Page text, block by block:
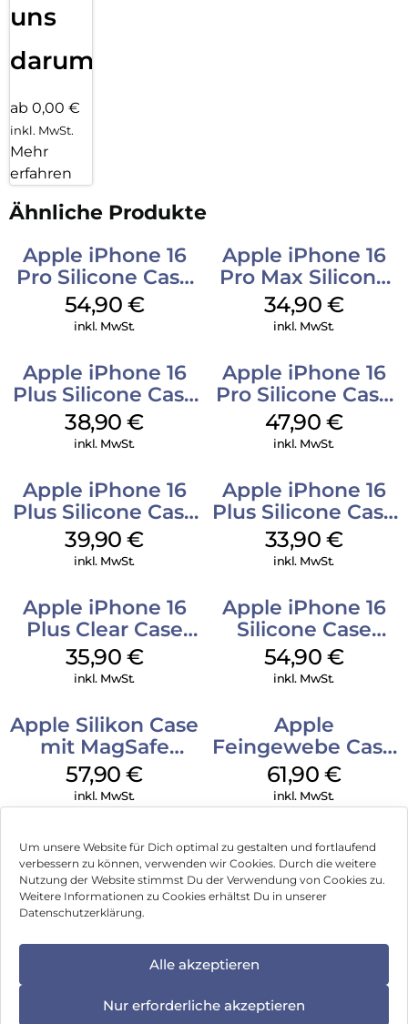
Um unsere Website für Dich optimal zu gestalten und fortlaufend
verbessern zu können, verwenden wir Cookies. Durch die weitere
Nutzung der Website stimmst Du der Verwendung von Cookies zu.
Weitere Informationen zu Cookies erhältst Du in unserer
Datenschutzerklärung.
Alle akzeptieren
Nur erforderliche akzeptieren
uns
darum!
ab 0,00 €
inkl. MwSt.
Mehr
erfahren
Ähnliche Produkte
Apple iPhone 16
Pro Silicone Case
MagSafe Black
54,90 €
inkl. MwSt.
Apple iPhone 16
Pro Max Silicone
Case MagSafe
Denim
34,90 €
inkl. MwSt.
Apple iPhone 16
Plus Silicone Case
MagSafe Denim
38,90€
inkl. MwSt.
Apple iPhone 16
Pro Silicone Case
MagSafe Denim
47,90 €
inkl. MwSt.
Apple iPhone 16
Plus Silicone Case
MagSafe Plum
39,90€
inkl. MwSt.
Apple iPhone 16
Plus Silicone Case
MagSafe Lake
Green
33,90 €
inkl. MwSt.
Apple iPhone 16
Plus Clear Case
MagSafe
Transparent
35,90 €
inkl. MwSt.
Apple iPhone 16
Silicone Case
MagSafe Lake
Green
54,90 €
inkl. MwSt.
Apple Silikon Case
mit MagSafe
iPhone 14 Pro
(PRODUCT)RED
57,90€
inkl. MwSt.
Apple
Feingewebe Case
iPhone 15 Pro
MagSafe Schwarz
61,90 €
inkl. MwSt.
Impressum
Können wir Dir behilflich sein?